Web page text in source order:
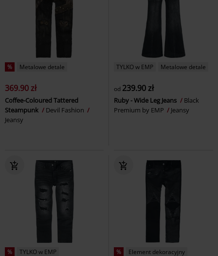
% Metalowe detale
369.90 zł
Coffee-Coloured Tattered
Steampunk
Devil Fashion
Jeansy
TYLKO w EMP Metalowe detale
od 239.90 zł
Ruby - Wide Leg Jeans
Black
Premium by EMP
Jeansy
% TYLKO w EMP % Element dekoracyjny